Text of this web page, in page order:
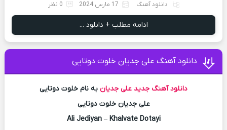
دانلود آهنگ 17 مارس 2024 0 نظر
ادامه مطلب + دانلود ...
دانلود آهنگ علی جدیان خلوت دوتایی
دانلود آهنگ جدید علی جدیان به نام خلوت دوتایی
علی جدیان خلوت دوتایی
Ali Jediyan – Khalvate Dotayi